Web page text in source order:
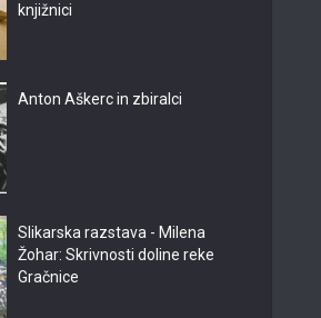
knjižnici
Anton Aškerc in zbiralci
Slikarska razstava - Milena
Žohar: Skrivnosti doline reke
Gračnice